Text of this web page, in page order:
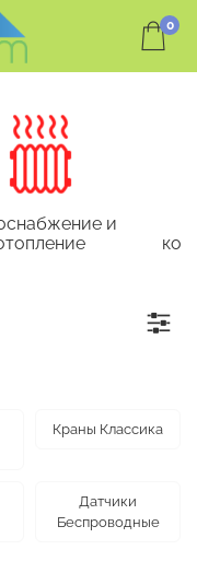
0
и
Краны Классика
Датчики
Беспроводные